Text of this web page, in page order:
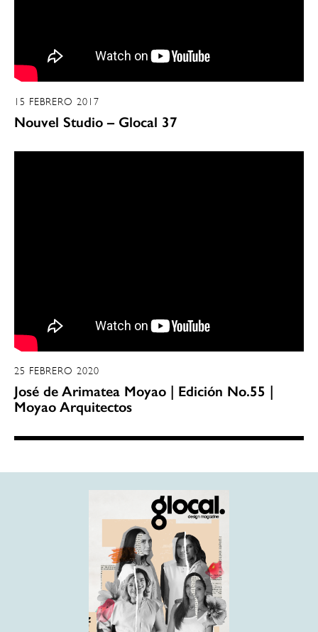
15 FEBRERO 2017
Nouvel Studio – Glocal 37
25 FEBRERO 2020
José de Arimatea Moyao | Edición No.55 |
Moyao Arquitectos